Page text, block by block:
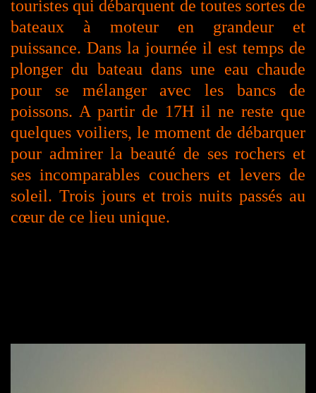
touristes qui débarquent de toutes sortes de
bateaux à moteur en grandeur et
puissance. Dans la journée il est temps de
plonger du bateau dans une eau chaude
pour se mélanger avec les bancs de
poissons. A partir de 17H il ne reste que
quelques voiliers, le moment de débarquer
pour admirer la beauté de ses rochers et
ses incomparables couchers et levers de
soleil. Trois jours et trois nuits passés au
cœur de ce lieu unique.